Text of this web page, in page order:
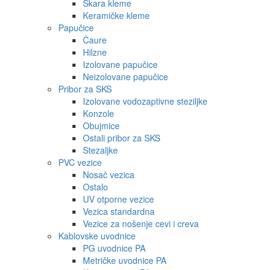
Škara kleme
Keramičke kleme
Papučice
Čaure
Hilzne
Izolovane papučice
Neizolovane papučice
Pribor za SKS
Izolovane vodozaptivne steziljke
Konzole
Obujmice
Ostali pribor za SKS
Stezaljke
PVC vezice
Nosač vezica
Ostalo
UV otporne vezice
Vezica standardna
Vezice za nošenje cevi i creva
Kablovske uvodnice
PG uvodnice PA
Metričke uvodnice PA